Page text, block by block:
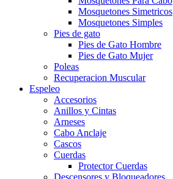
Mosquetones Simetricos
Mosquetones Simples
Pies de gato
Pies de Gato Hombre
Pies de Gato Mujer
Poleas
Recuperacion Muscular
Espeleo
Accesorios
Anillos y Cintas
Arneses
Cabo Anclaje
Cascos
Cuerdas
Protector Cuerdas